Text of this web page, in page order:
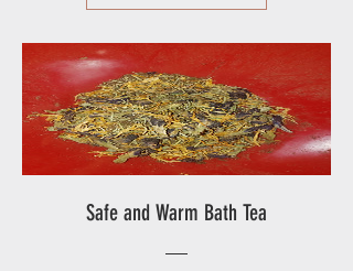
Safe and Warm Bath Tea